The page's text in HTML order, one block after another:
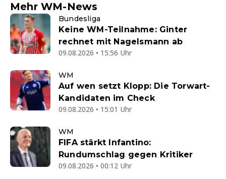
Mehr WM-News
Bundesliga
Keine WM-Teilnahme: Ginter
rechnet mit Nagelsmann ab
09.08.2026 • 15:56 Uhr
WM
Auf wen setzt Klopp: Die Torwart-
Kandidaten im Check
09.08.2026 • 15:01 Uhr
WM
FIFA stärkt Infantino:
Rundumschlag gegen Kritiker
09.08.2026 • 00:12 Uhr